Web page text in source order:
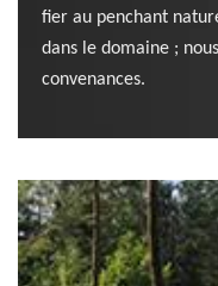
fier au penchant
dans le domaine ;
convenances.